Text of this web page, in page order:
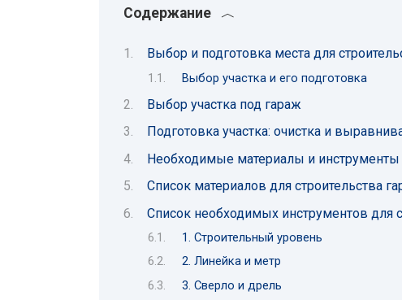
Содержание
Выбор и подготовка места для
Выбор участка и его подготовка
Выбор участка под гараж
Подготовка участка: очистка и
Необходимые материалы и инструменты
Список материалов для строительства
Список необходимых инструментов для
1. Строительный уровень
2. Линейка и метр
3. Сверло и дрель